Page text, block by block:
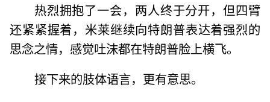
热烈拥抱了一会，两人终于分开，但四臂
还紧紧握着，米莱继续向特朗普表达着强烈的
思念之情，感觉吐沫都在特朗普脸上横飞。
接下来的肢体语言，更有意思。